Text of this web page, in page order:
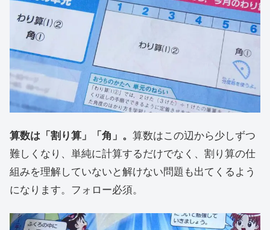
算数は「割り算」「角」。 算数はこの辺から少しずつ
難しくなり、単純に計算するだけでなく、割り算の仕
組みを理解していないと解けない問題も出てくるよう
になります。フォロー必須。